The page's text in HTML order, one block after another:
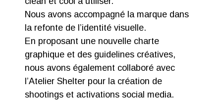
Nous avons accompagné la marque dans
la refonte de l’identité visuelle.
En proposant une nouvelle charte
graphique et des guidelines créatives,
nous avons également collaboré avec
l’Atelier Shelter pour la création de
shootings et activations social media.